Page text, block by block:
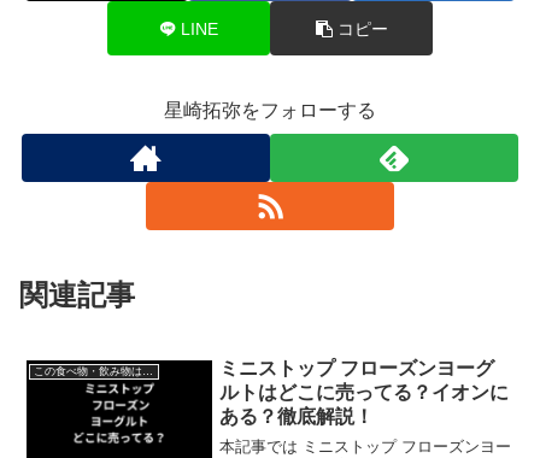
LINE コピー
星崎拓弥をフォローする
関連記事
ミニストップ フローズンヨーグ
ルトはどこに売ってる？イオンに
ある？徹底解説！
本記事では ミニストップ フローズンヨー